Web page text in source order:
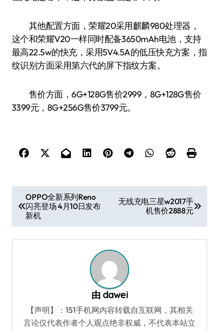
其他配置方面，荣耀20采用麒麟980处理器，
这个和荣耀V20一样同时配备3650mAh电池，支持
最高22.5w的快充，采用5V4.5A的低压快充方案，指
纹识别方面采用第六代的屏下指纹方案。
售价方面，6G+128G售价2999，8G+128G售价
3399元，8G+256G售价3799元。
章
导
航
OPPO全新系列Reno
闪亮登场 4月10日发布
新机
无线充电三星w2017手
机售价2888元
由 dawei
【声明】：151手机网内容转载自互联网，其相关
言论仅代表作者个人观点绝非权威，不代表本站立